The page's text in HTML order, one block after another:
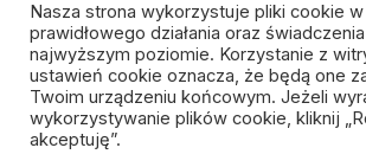
Polityka prywatności
Nasza strona wykorzystuje pliki cookie w
prawidłowego działania oraz świadczenia
najwyższym poziomie. Korzystanie z
ustawień cookie oznacza, że będą one
Twoim urządzeniu końcowym. Jeżeli
wykorzystywanie plików cookie, kliknij
akceptuję”.